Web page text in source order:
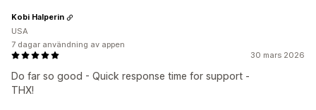
30 mars 2026
Do far so good - Quick response time for support -
THX!
Kobi Halperin
USA
7 dagar användning av appen